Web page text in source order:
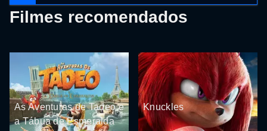
Filmes recomendados
As Aventuras de Tadeo e
a Tábua de Esmeralda
Knuckles